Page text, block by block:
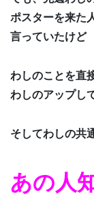
ポスターを来た
言っていたけど
わしのことを直
わしのアップし
そしてわしの共
あの人